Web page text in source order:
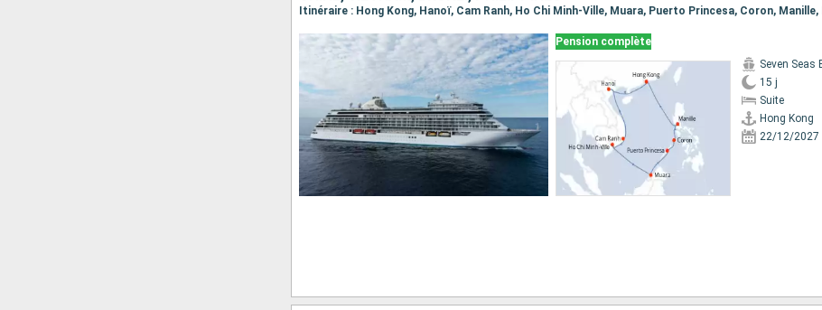
Itinéraire : Hong Kong, Hanoï, Cam Ranh, Ho Chi Minh-Ville, Muara, Puerto Princesa, Coron, Manille,
Pension complète
Seven Seas
15 j
Suite
Hong Kong
22/12/2027